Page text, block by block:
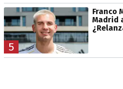
5
Franco
Madrid